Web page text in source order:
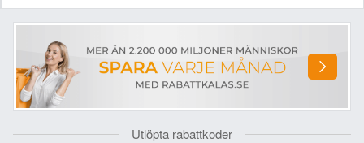
Utlöpta rabattkoder